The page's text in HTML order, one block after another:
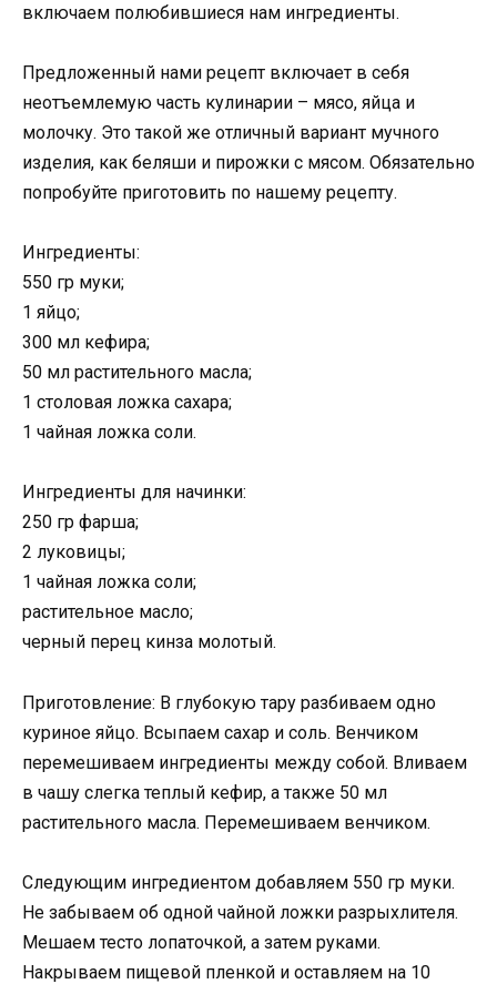
включаем полюбившиеся нам ингредиенты.
Предложенный нами рецепт включает в себя
неотъемлемую часть кулинарии – мясо, яйца и
молочку. Это такой же отличный вариант мучного
изделия, как беляши и пирожки с мясом. Обязательно
попробуйте приготовить по нашему рецепту.
Ингредиенты:
550 гр муки;
1 яйцо;
300 мл кефира;
50 мл растительного масла;
1 столовая ложка сахара;
1 чайная ложка соли.
Ингредиенты для начинки:
250 гр фарша;
2 луковицы;
1 чайная ложка соли;
растительное масло;
черный перец кинза молотый.
Приготовление: В глубокую тару разбиваем одно
куриное яйцо. Всыпаем сахар и соль. Венчиком
перемешиваем ингредиенты между собой. Вливаем
в чашу слегка теплый кефир, а также 50 мл
растительного масла. Перемешиваем венчиком.
Следующим ингредиентом добавляем 550 гр муки.
Не забываем об одной чайной ложки разрыхлителя.
Мешаем тесто лопаточкой, а затем руками.
Накрываем пищевой пленкой и оставляем на 10